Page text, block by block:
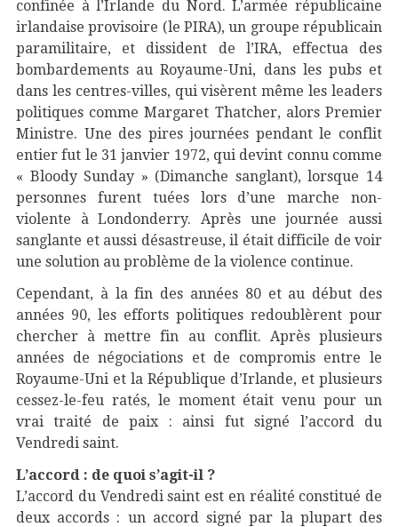
confinée à l’Irlande du Nord. L’armée républicaine
irlandaise provisoire (le PIRA), un groupe républicain
paramilitaire, et dissident de l’IRA, effectua des
bombardements au Royaume-Uni, dans les pubs et
dans les centres-villes, qui visèrent même les leaders
politiques comme Margaret Thatcher, alors Premier
Ministre. Une des pires journées pendant le conflit
entier fut le 31 janvier 1972, qui devint connu comme
« Bloody Sunday » (Dimanche sanglant), lorsque 14
personnes furent tuées lors d’une marche non-
violente à Londonderry. Après une journée aussi
sanglante et aussi désastreuse, il était difficile de voir
une solution au problème de la violence continue.
Cependant, à la fin des années 80 et au début des
années 90, les efforts politiques redoublèrent pour
chercher à mettre fin au conflit. Après plusieurs
années de négociations et de compromis entre le
Royaume-Uni et la République d’Irlande, et plusieurs
cessez-le-feu ratés, le moment était venu pour un
vrai traité de paix : ainsi fut signé l’accord du
Vendredi saint.
L’accord : de quoi s’agit-il ?
L’accord du Vendredi saint est en réalité constitué de
deux accords : un accord signé par la plupart des